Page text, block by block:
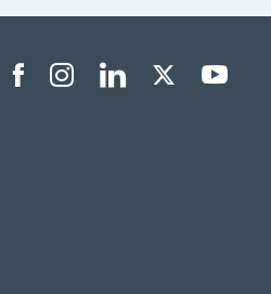
Menu liens sociaux